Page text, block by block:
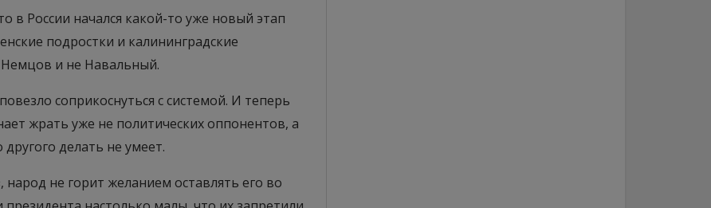
в России начался какой-то уже новый этап
подростки и калининградские
и не Навальный.
соприкоснуться с системой. И теперь
жрать уже не политических оппонентов, а
делать не умеет.
не горит желанием оставлять его во